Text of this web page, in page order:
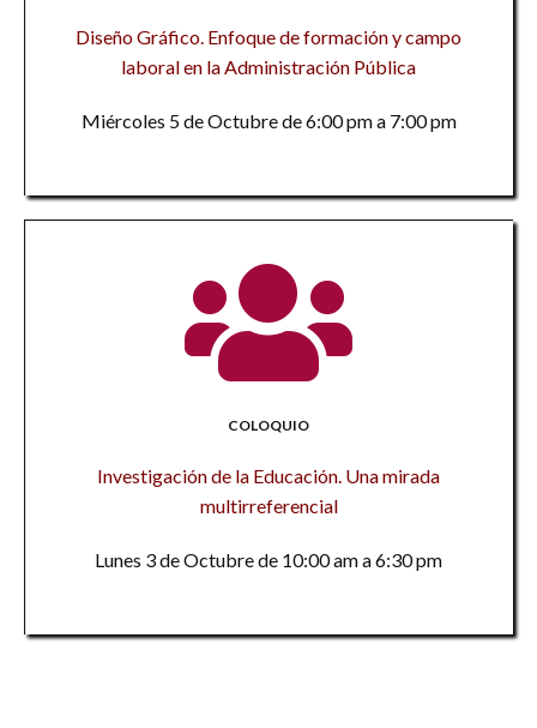
Diseño Gráfico. Enfoque de formación y campo
laboral en la Administración Pública
Miércoles 5 de Octubre de 6:00 pm a 7:00 pm
COLOQUIO
Investigación de la Educación. Una mirada
multirreferencial
Lunes 3 de Octubre de 10:00 am a 6:30 pm